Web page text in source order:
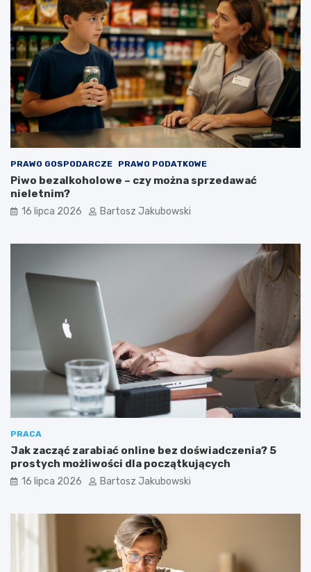
PRAWO GOSPODARCZE PRAWO PODATKOWE
Piwo bezalkoholowe – czy można sprzedawać
nieletnim?
16 lipca 2026 Bartosz Jakubowski
PRACA
Jak zacząć zarabiać online bez doświadczenia? 5
prostych możliwości dla początkujących
16 lipca 2026 Bartosz Jakubowski